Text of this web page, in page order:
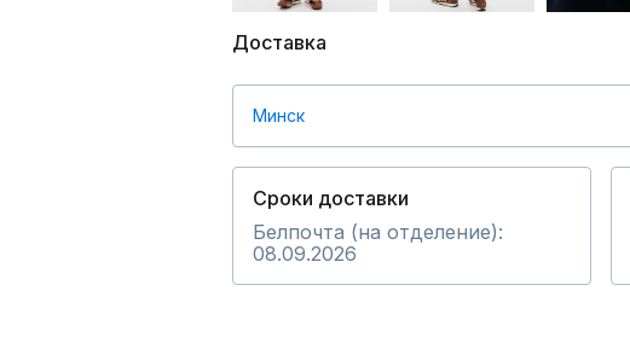
Доставка
Минск
Сроки доставки
Белпочта (на отделение):
08.09.2026